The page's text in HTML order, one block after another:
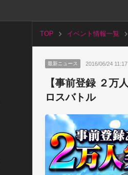
TOP イベント情報一覧
最新ニュース 2016/06/24 11:17
【事前登録 ２万
ロスバトル